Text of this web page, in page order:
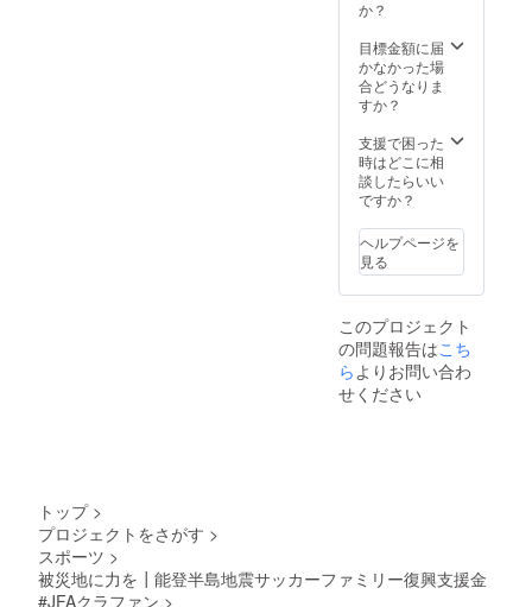
す。発
送時期
は2024
年7月を
ていま
す。
た、他
者に不
快を与
えると
れうる
内容に
ついて
も掲載
せん。
※寄付金
領収書
は日付
へ入金
がある
2024年
6月の日
付とな
い。文
字の
み。掲
載期間
年7月か
ら1年以
上で
す。 ※
載につ
いて、
公序良
俗に違
ものや
広告目
的の掲
載はで
きませ
ついて
も掲載
か？
目標金額に届
かなかった場
合どうなりま
すか？
支援で困った
時はどこに相
談したらいい
ですか？
ヘルプページを
見る
このプロジェクト
の問題報告はこち
ら よりお問い合わ
せください
トップ >
プロジェクトをさがす >
スポーツ >
被災地に力を┃能登半島地震サッカーファミリー復興支援金
#JFAクラファン >